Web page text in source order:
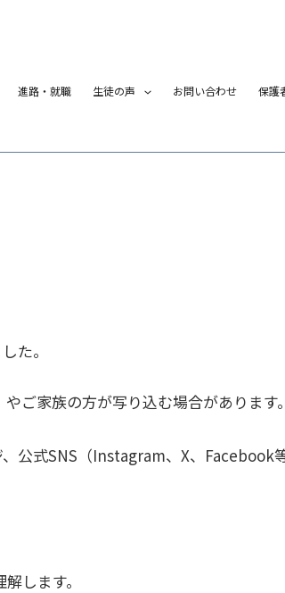
進路・就職 生徒の声 お問い合わせ 保護
た。
ご家族の方が写り込む場合があります。
公式SNS（Instagram、X、Facebook
します。